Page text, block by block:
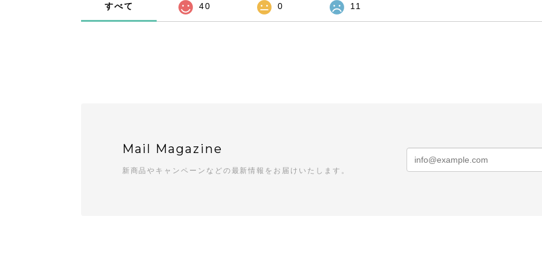
すべて 40 0 11
Mail Magazine
新商品やキャンペーンなどの最新情報をお届けいたします。